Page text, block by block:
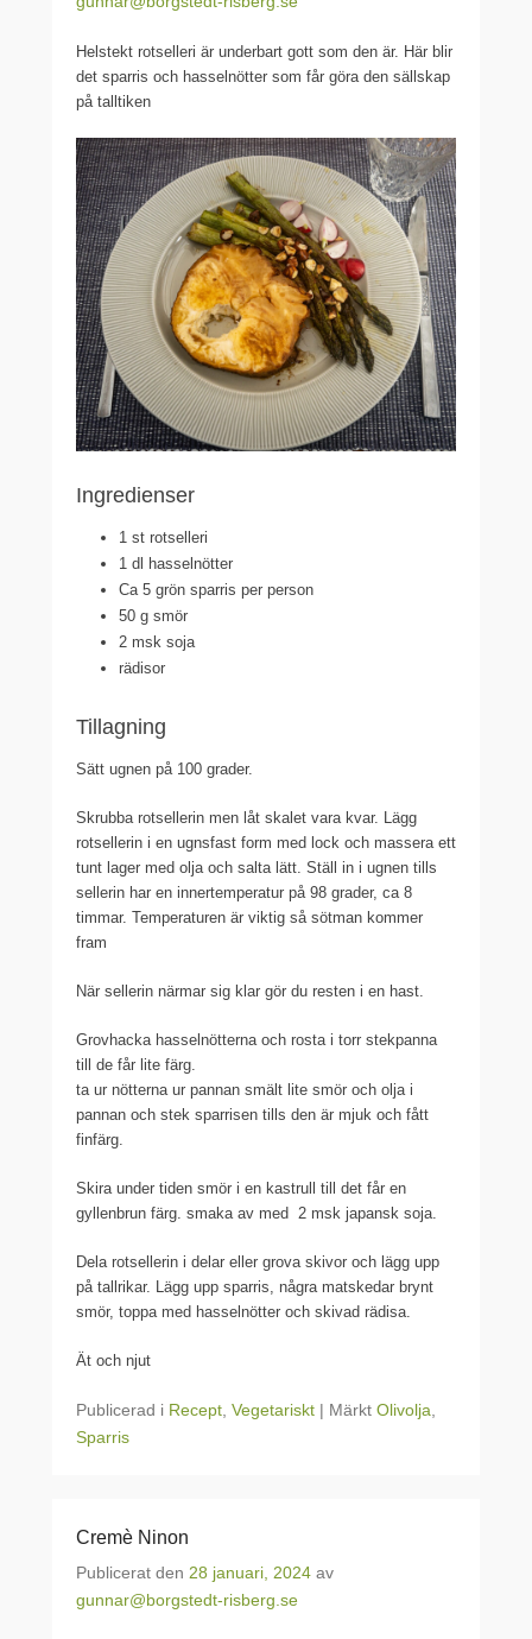
Helstekt rotselleri är underbart gott som den är. Här blir
det sparris och hasselnötter som får göra den sällskap
på talltiken
Ingredienser
1 st rotselleri
1 dl hasselnötter
Ca 5 grön sparris per person
50 g smör
2 msk soja
rädisor
Tillagning
Sätt ugnen på 100 grader.
Skrubba rotsellerin men låt skalet vara kvar. Lägg
rotsellerin i en ugnsfast form med lock och massera ett
tunt lager med olja och salta lätt. Ställ in i ugnen tills
sellerin har en innertemperatur på 98 grader, ca 8
timmar. Temperaturen är viktig så sötman kommer
fram
När sellerin närmar sig klar gör du resten i en hast.
Grovhacka hasselnötterna och rosta i torr stekpanna
till de får lite färg.
ta ur nötterna ur pannan smält lite smör och olja i
pannan och stek sparrisen tills den är mjuk och fått
finfärg.
Skira under tiden smör i en kastrull till det får en
gyllenbrun färg. smaka av med 2 msk japansk soja.
Dela rotsellerin i delar eller grova skivor och lägg upp
på tallrikar. Lägg upp sparris, några matskedar brynt
smör, toppa med hasselnötter och skivad rädisa.
Ät och njut
Publicerad i Recept Vegetariskt | Märkt Olivolja
Sparris
Cremè Ninon
Publicerat den 28 januari, 2024 av
gunnar@borgstedt-risberg.se